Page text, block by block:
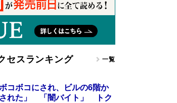
セスランキング 一覧
コボコにされ、ビルの6階か
された」 「闇バイト」 トク